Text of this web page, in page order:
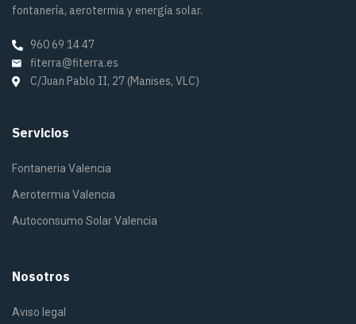
fontanería, aerotermia y energía solar.
960 69 14 47
fiterra@fiterra.es
C/Juan Pablo II, 27 (Manises, VLC)
Servicios
Fontaneria Valencia
Aerotermia Valencia
Autoconsumo Solar Valencia
Nosotros
Aviso legal